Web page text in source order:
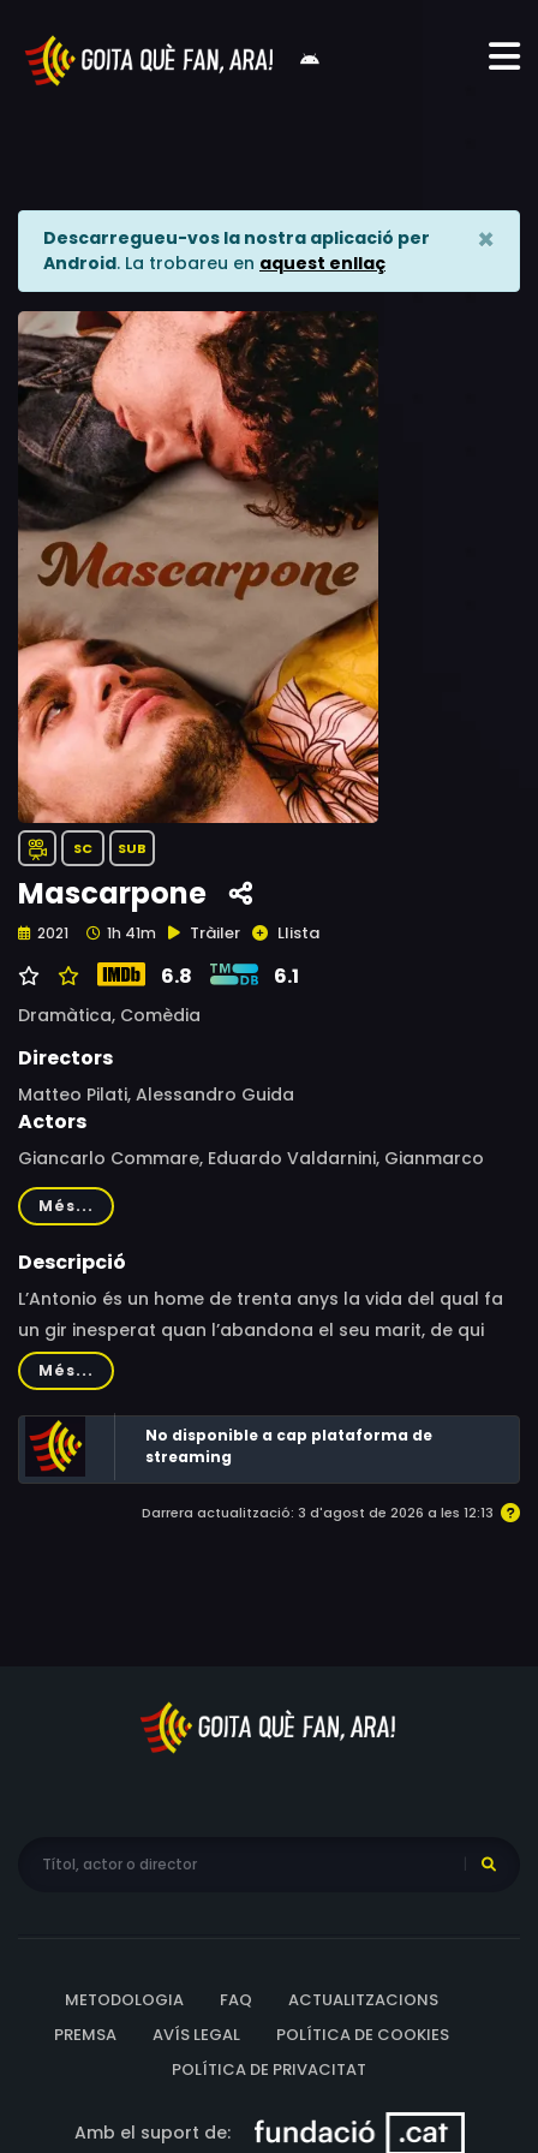
Descarregueu-vos la nostra aplicació per
Android. La trobareu en aquest enllaç
×
SC SUB
Mascarpone
2021 1h 41m Tràiler Llista
6.8 6.1
Dramàtica, Comèdia
Directors
Matteo Pilati, Alessandro Guida
Actors
Giancarlo Commare, Eduardo Valdarnini, Gianmarco
Saurino, Michela Giraud, Lorenzo Adorni, Carlo
Calderone, Vittorio Magazzù, Barbara Chichiarelli,
Alberto Paradossi, Elisabetta De Vito, Manuela Spartà,
Camilli, Luca Cesa, Davide Colucci, Nicolò Ausili, Gabriele
De Luca, Giuseppe Paternò Raddusa, Giorgia Arena
Més...
Descripció
L’Antonio és un home de trenta anys la vida del qual fa
un gir inesperat quan l’abandona el seu marit, de qui
depèn tant psicològicament com econòmicament:
necessita trobar un lloc on viure, una feina i un nou
propòsit a la vida.
Més...
No disponible a cap plataforma de
streaming
Darrera actualització: 3 d'agost de 2026 a les 12:13
METODOLOGIA FAQ
ACTUALITZACIONS
PREMSA
AVÍS LEGAL
POLÍTICA DE COOKIES
POLÍTICA DE PRIVACITAT
Amb el suport de: